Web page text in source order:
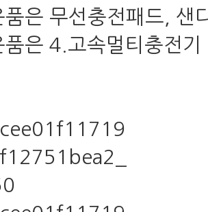
품은 무선충전패드, 샌
품은 4.고속멀티충전